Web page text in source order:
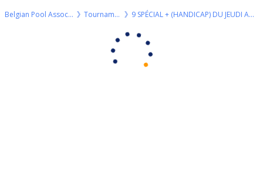
Belgian Pool Association Tournaments 9 SPÉCIAL + (HANDICAP) DU JEUDI AU SUPERBALL